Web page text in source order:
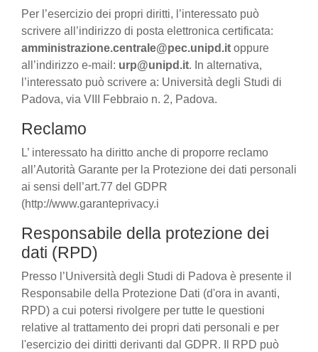
Per l’esercizio dei propri diritti, l’interessato può
scrivere all’indirizzo di posta elettronica certificata:
amministrazione.centrale@pec.unipd.it oppure
all’indirizzo e-mail: urp@unipd.it. In alternativa,
l’interessato può scrivere a: Università degli Studi di
Padova, via VIII Febbraio n. 2, Padova.
Reclamo
L’ interessato ha diritto anche di proporre reclamo
all’Autorità Garante per la Protezione dei dati personali
ai sensi dell’art.77 del GDPR
(http://www.garanteprivacy.i
Responsabile della protezione dei
dati (RPD)
Presso l’Università degli Studi di Padova è presente il
Responsabile della Protezione Dati (d'ora in avanti,
RPD) a cui potersi rivolgere per tutte le questioni
relative al trattamento dei propri dati personali e per
l'esercizio dei diritti derivanti dal GDPR. Il RPD può